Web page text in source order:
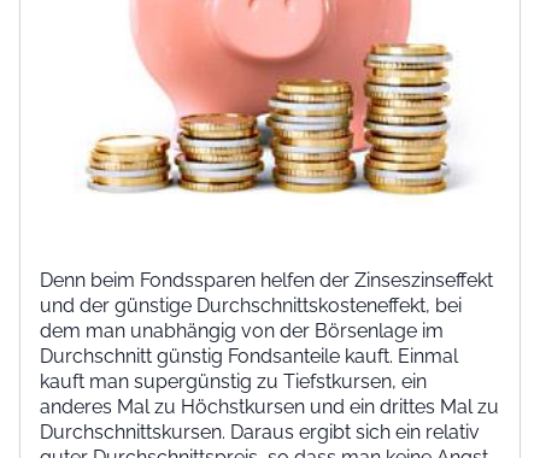
Denn beim Fondssparen helfen der Zinseszinseffekt
und der günstige Durchschnittskosteneffekt, bei
dem man unabhängig von der Börsenlage im
Durchschnitt günstig Fondsanteile kauft. Einmal
kauft man supergünstig zu Tiefstkursen, ein
anderes Mal zu Höchstkursen und ein drittes Mal zu
Durchschnittskursen. Daraus ergibt sich ein relativ